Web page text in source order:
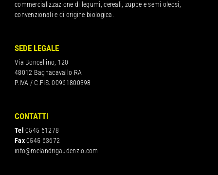
commercializzazione di legumi, cereali, zuppe e semi oleosi,
convenzionali e di origine biologica.
SEDE LEGALE
Via Boncellino, 120
48012 Bagnacavallo RA
P.IVA / C.FIS. 00961800398
CONTATTI
Tel 0545 61278
Fax0545 63672
info@melandrigaudenzio.com